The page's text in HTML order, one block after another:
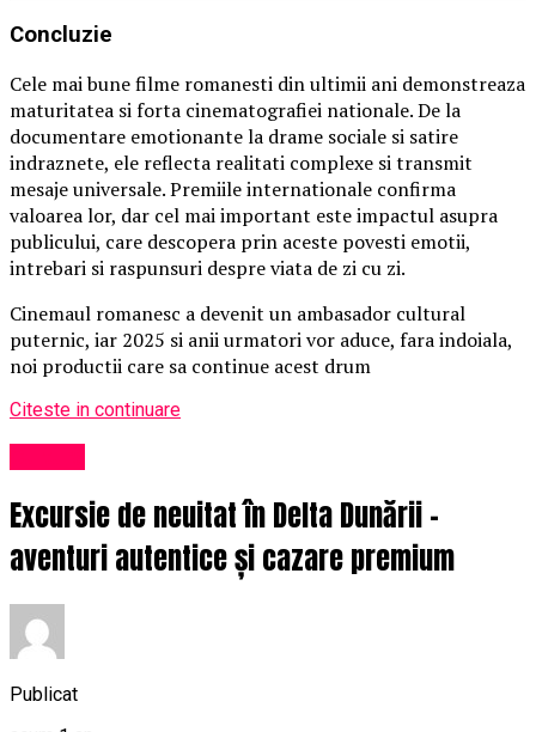
Concluzie
Cele mai bune filme romanesti din ultimii ani demonstreaza
maturitatea si forta cinematografiei nationale. De la
documentare emotionante la drame sociale si satire
indraznete, ele reflecta realitati complexe si transmit
mesaje universale. Premiile internationale confirma
valoarea lor, dar cel mai important este impactul asupra
publicului, care descopera prin aceste povesti emotii,
intrebari si raspunsuri despre viata de zi cu zi.
Cinemaul romanesc a devenit un ambasador cultural
puternic, iar 2025 si anii urmatori vor aduce, fara indoiala,
noi productii care sa continue acest drum
Citeste in continuare
Excursie de neuitat în Delta Dunării –
aventuri autentice și cazare premium
Publicat